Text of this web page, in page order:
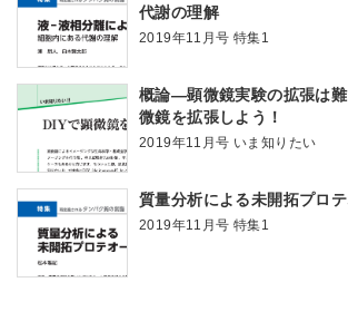
代謝の理解
2019年11月号 特集1
概論―顕微鏡実験の拡張は
微鏡を拡張しよう！
2019年11月号 いま知りたい
質量分析による未開拓プロ
2019年11月号 特集1